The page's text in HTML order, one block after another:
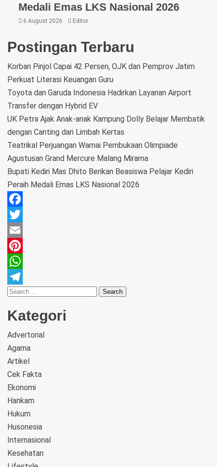
Medali Emas LKS Nasional 2026
6 August 2026 Editor
Postingan Terbaru
Korban Pinjol Capai 42 Persen, OJK dan Pemprov Jatim
Perkuat Literasi Keuangan Guru
Toyota dan Garuda Indonesia Hadirkan Layanan Airport
Transfer dengan Hybrid EV
UK Petra Ajak Anak-anak Kampung Dolly Belajar Membatik
dengan Canting dari Limbah Kertas
Teatrikal Perjuangan Warnai Pembukaan Olimpiade
Agustusan Grand Mercure Malang Mirama
Bupati Kediri Mas Dhito Berikan Beasiswa Pelajar Kediri
Peraih Medali Emas LKS Nasional 2026
Facebook
Twitter
Email
Pinterest
WhatsApp
Telegram
Kategori
Advertorial
Agama
Artikel
Cek Fakta
Ekonomi
Hankam
Hukum
Husonesia
Internasional
Kesehatan